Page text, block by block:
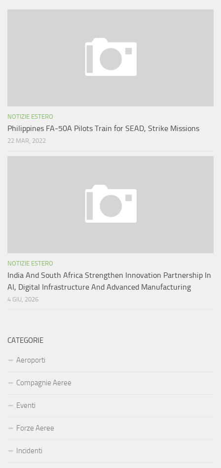
NOTIZIE ESTERO
Philippines FA-50A Pilots Train for SEAD, Strike Missions
22 MAR, 2022
NOTIZIE ESTERO
India And South Africa Strengthen Innovation Partnership In
AI, Digital Infrastructure And Advanced Manufacturing
4 GIU, 2026
CATEGORIE
Aeroporti
Compagnie Aeree
Eventi
Forze Aeree
Incidenti